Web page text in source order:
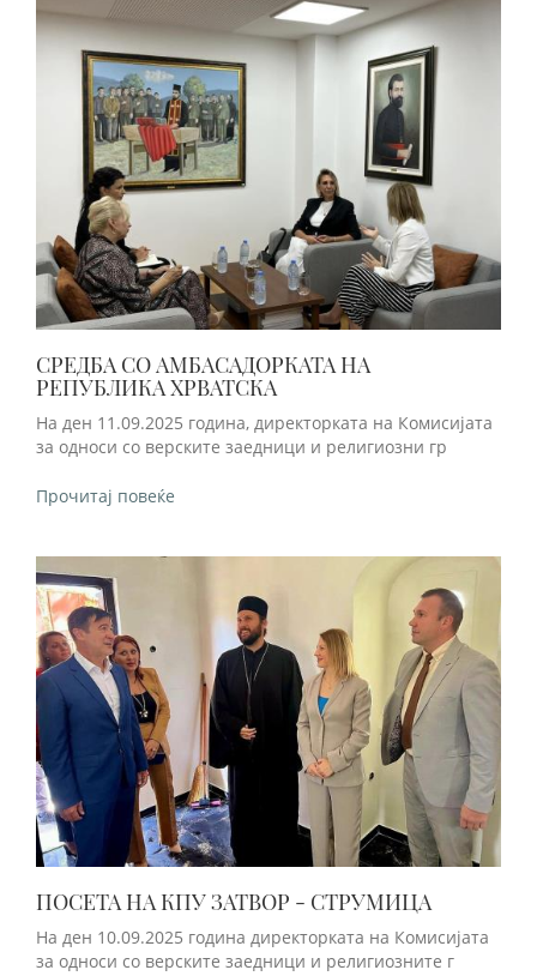
СРЕДБА СО АМБАСАДОРКАТА НА
РЕПУБЛИКА ХРВАТСКA
На ден 11.09.2025 година, директорката на Комисијата
за односи со верските заедници и религиозни гр
Прочитај повеќе
ПОСЕТА НА КПУ ЗАТВОР - СТРУМИЦА
На ден 10.09.2025 година директорката на Комисијата
за односи со верските заедници и религиозните г